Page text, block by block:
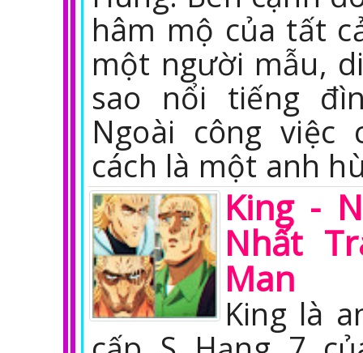
hâm mộ của tất
một người mẫu,
sao nổi tiếng
Ngoài công
cách là một anh
King -
Nhất
Man
King là